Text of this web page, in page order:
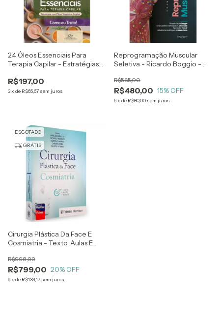
24 Óleos Essenciais Para
Terapia Capilar - Estratégias
- Como Eu Trato - Bruno Natal
E Valéria Antunes
R$197,00
3x de R$65,67 sem juros
Reprogramação Muscular
Seletiva - Ricardo Boggio -
Contem Acesso A Vídeos
R$480,00
R$565,00
15% OFF
6x de R$80,00 sem juros
ESGOTADO
GRÁTIS
Cirurgia Plástica Da Face E
Cosmiatria - Texto, Aulas E
Ricardo Boggio, Marcelo
Maino, C
R$799,00
R$998,99
20% OFF
6x de R$133,17 sem juros